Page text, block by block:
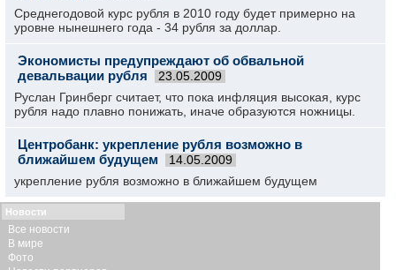
Среднегодовой курс рубля в 2010 году будет примерно на
уровне нынешнего года - 34 рубля за доллар.
Экономисты предупреждают об обвальной
девальвации рубля
23.05.2009
Руслан Гринберг считает, что пока инфляция высокая, курс
рубля надо плавно понижать, иначе образуются ножницы.
Центробанк: укрепление рубля возможно в
ближайшем будущем
14.05.2009
укрепление рубля возможно в ближайшем будущем
Новости
Все новости
В мире
Фото